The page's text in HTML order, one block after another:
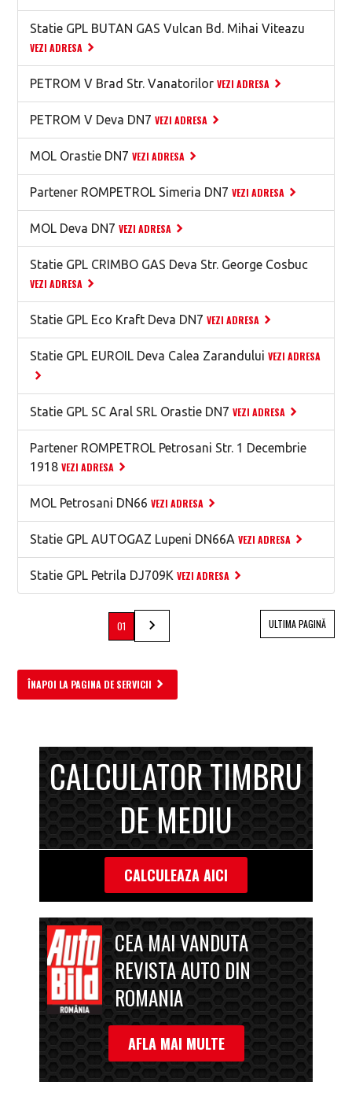
Statie GPL BUTAN GAS Vulcan Bd. Mihai Viteazu
VEZI ADRESA
PETROM V Brad Str. Vanatorilor VEZI ADRESA
PETROM V Deva DN7 VEZI ADRESA
MOL Orastie DN7 VEZI ADRESA
Partener ROMPETROL Simeria DN7 VEZI ADRESA
MOL Deva DN7 VEZI ADRESA
Statie GPL CRIMBO GAS Deva Str. George Cosbuc
VEZI ADRESA
Statie GPL Eco Kraft Deva DN7 VEZI ADRESA
Statie GPL EUROIL Deva Calea Zarandului VEZI ADRESA
Statie GPL SC Aral SRL Orastie DN7 VEZI ADRESA
Partener ROMPETROL Petrosani Str. 1 Decembrie
1918 VEZI ADRESA
MOL Petrosani DN66 VEZI ADRESA
Statie GPL AUTOGAZ Lupeni DN66A VEZI ADRESA
Statie GPL Petrila DJ709K VEZI ADRESA
01 ULTIMA PAGINĂ
ÎNAPOI LA PAGINA DE SERVICII
CALCULATOR TIMBRU
DE MEDIU
CALCULEAZA AICI
CEA MAI VANDUTA
REVISTA AUTO DIN
ROMANIA
AFLA MAI MULTE